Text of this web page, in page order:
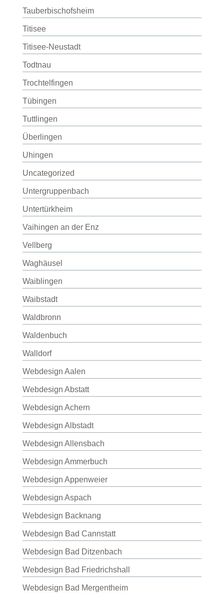
Tauberbischofsheim
Titisee
Titisee-Neustadt
Todtnau
Trochtelfingen
Tübingen
Tuttlingen
Überlingen
Uhingen
Uncategorized
Untergruppenbach
Untertürkheim
Vaihingen an der Enz
Vellberg
Waghäusel
Waiblingen
Waibstadt
Waldbronn
Waldenbuch
Walldorf
Webdesign Aalen
Webdesign Abstatt
Webdesign Achern
Webdesign Albstadt
Webdesign Allensbach
Webdesign Ammerbuch
Webdesign Appenweier
Webdesign Aspach
Webdesign Backnang
Webdesign Bad Cannstatt
Webdesign Bad Ditzenbach
Webdesign Bad Friedrichshall
Webdesign Bad Mergentheim